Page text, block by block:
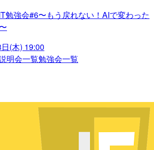
勉強会#6〜もう戻れない！AIで変わった
(木) 19:00
明会一覧勉強会一覧